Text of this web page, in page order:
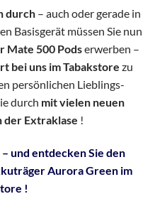
durch – auch oder gerade in
Basisgerät müssen Sie nun
Mate 500 Podserwerben –
bei uns im Tabakstore zu
persönlichen Lieblings-
durch mit vielen neuen
der Extraklase !
und entdecken Sie den
Aurora Green im
!